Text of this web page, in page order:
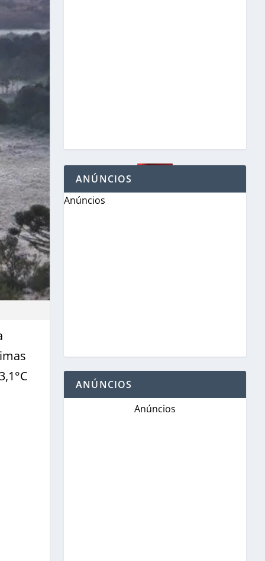
ANÚNCIOS
Anúncios
ANÚNCIOS
Anúncios